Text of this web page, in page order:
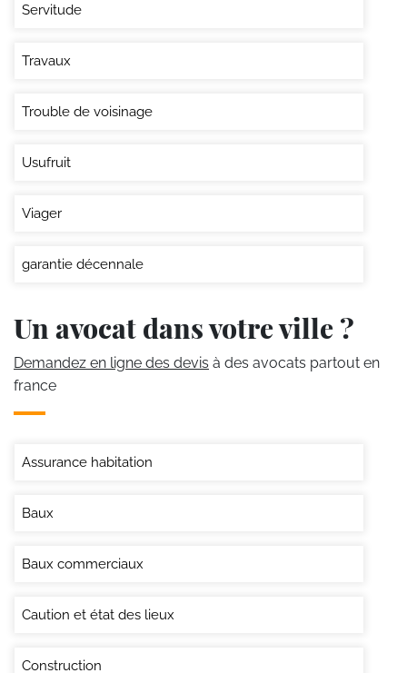
Servitude
Travaux
Trouble de voisinage
Usufruit
Viager
garantie décennale
Un avocat dans votre ville ?
Demandez en ligne des devis à des avocats partout en
france
Assurance habitation
Baux
Baux commerciaux
Caution et état des lieux
Construction